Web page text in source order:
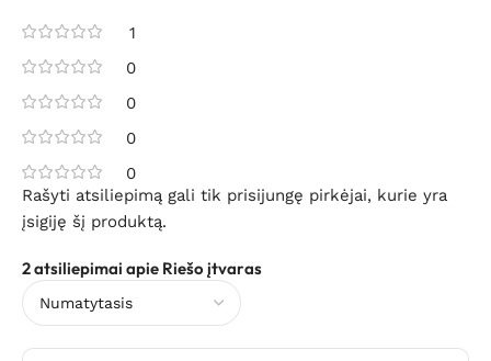
1
0
0
0
0
2 atsiliepimai apie Riešo įtvaras
Rašyti atsiliepimą gali tik prisijungę pirkėjai, kurie yra
įsigiję šį produktą.